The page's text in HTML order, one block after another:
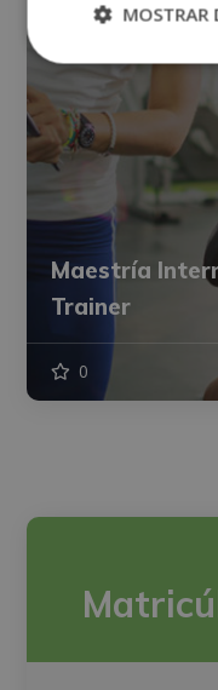
Maestría
Trainer
0
MOSTRAR